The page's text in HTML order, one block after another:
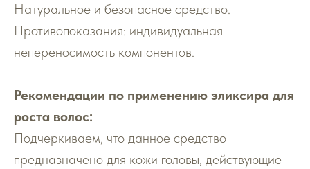
Натуральное и безопасное средство.
Противопоказания: индивидуальная
непереносимость компонентов.
Рекомендации по применению эликсира для
роста волос:
Подчеркиваем, что данное средство
предназначено для кожи головы, действующие